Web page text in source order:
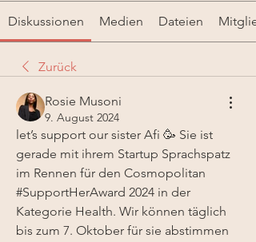
Diskussionen Medien Dateien
Zurück
Rosie Musoni
9. August 2024
let’s support our sister Afi 🥳 Sie ist
gerade mit ihrem Startup Sprachspatz
im Rennen für den Cosmopolitan
#SupportHerAward 2024 in der
Kategorie Health. Wir können täglich
bis zum 7. Oktober für sie abstimmen